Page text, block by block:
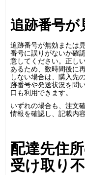
追跡番号が
追跡番号が無効または
番号に誤りがないか確
意してください。正し
あるため、数時間後に
しない場合は、購入先
跡番号や発送状況を問
口も利用できます。
いずれの場合も、注文
情報を確認し、記載内
配達先住
受け取り